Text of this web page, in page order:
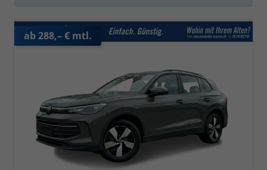
ab 288,– € mtl.